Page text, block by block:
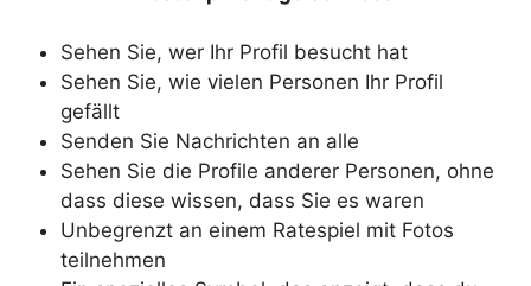
Sehen Sie, wer Ihr Profil besucht hat
Sehen Sie, wie vielen Personen Ihr Profil
gefällt
Senden Sie Nachrichten an alle
Sehen Sie die Profile anderer Personen, ohne
dass diese wissen, dass Sie es waren
Unbegrenzt an einem Ratespiel mit Fotos
teilnehmen